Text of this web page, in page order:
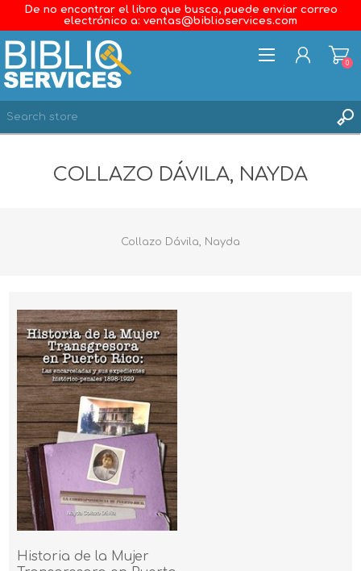
De no encontrar el libro que busca, puede enviar correo
electrónico a: ventas@biblioservices.com
LOG IN
0
COLLAZO DÁVILA, NAYDA
Collazo Dávila, Nayda
Historia de la Mujer